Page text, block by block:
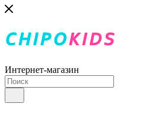
Интернет-магазин